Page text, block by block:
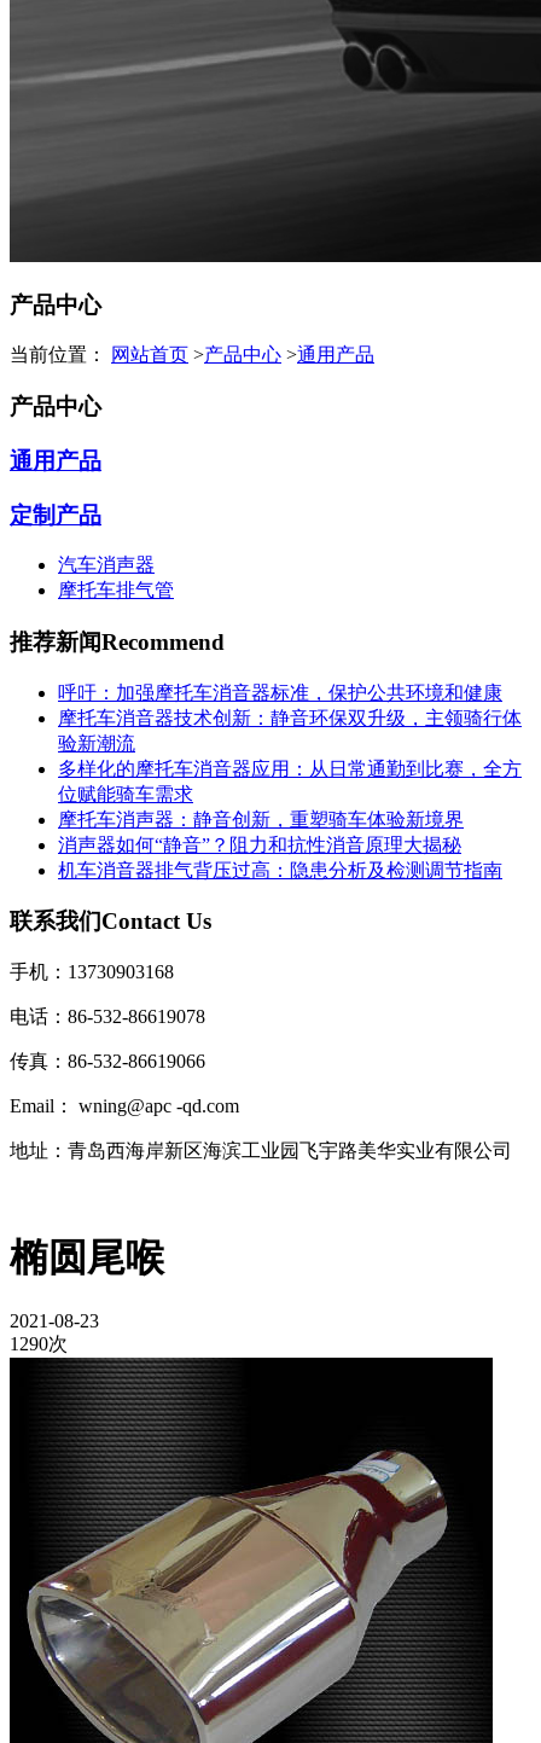
产品中心
当前位置： 网站首页 >产品中心 >通用产品
产品中心
通用产品
定制产品
汽车消声器
摩托车排气管
推荐新闻Recommend
呼吁：加强摩托车消音器标准，保护公共环境和健康
摩托车消音器技术创新：静音环保双升级，主领骑行体
验新潮流
多样化的摩托车消音器应用：从日常通勤到比赛，全方
位赋能骑车需求
摩托车消声器：静音创新，重塑骑车体验新境界
消声器如何“静音”？阻力和抗性消音原理大揭秘
机车消音器排气背压过高：隐患分析及检测调节指南
联系我们Contact Us
手机：13730903168
电话：86-532-86619078
传真：86-532-86619066
Email： wning@apc -qd.com
地址：青岛西海岸新区海滨工业园飞宇路美华实业有限公司
椭圆尾喉
2021-08-23
1290次